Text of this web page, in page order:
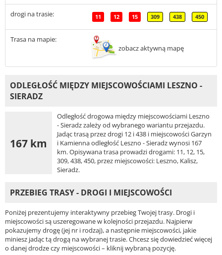
drogi na trasie: 11 12 15 309 438 450
Trasa na mapie:
zobacz aktywną mapę
ODLEGŁOŚĆ MIĘDZY MIEJSCOWOŚCIAMI LESZNO -
SIERADZ
167 km
Odległość drogowa między miejscowościami Leszno
- Sieradz zależy od wybranego wariantu przejazdu.
Jadąc trasą przez drogi 12 i 438 i miejscowości Garzyn
i Kamienna odległość Leszno - Sieradz wynosi 167
km. Opisywana trasa prowadzi drogami: 11, 12, 15,
309, 438, 450, przez miejscowości: Leszno, Kalisz,
Sieradz.
PRZEBIEG TRASY - DROGI I MIEJSCOWOŚCI
Poniżej prezentujemy interaktywny przebieg Twojej trasy. Drogi i
miejscowości są uszeregowane w kolejności przejazdu. Najpierw
pokazujemy drogę (jej nr i rodzaj), a następnie miejscowości, jakie
miniesz jadąc tą drogą na wybranej trasie. Chcesz się dowiedzieć więcej
o danej drodze czy miejscowości – kliknij wybraną pozycję.